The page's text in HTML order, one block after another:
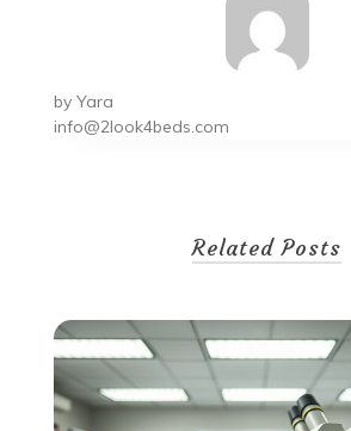
by Yara
info@2look4beds.com
Related Posts